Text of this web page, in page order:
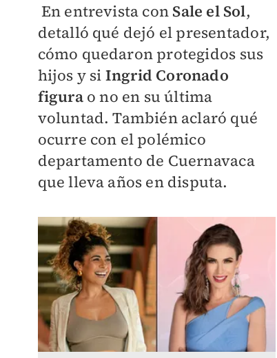
En entrevista con Sale el Sol,
detalló qué dejó el presentador,
cómo quedaron protegidos sus
hijos y si Ingrid Coronado
figurao no en su última
voluntad. También aclaró qué
ocurre con el polémico
departamento de Cuernavaca
que lleva años en disputa.